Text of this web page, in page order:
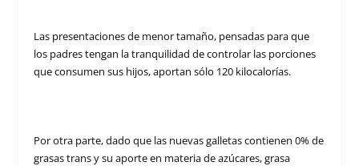
Las presentaciones de menor tamaño, pensadas para que
los padres tengan la tranquilidad de controlar las porciones
que consumen sus hijos, aportan sólo 120 kilocalorías.
Por otra parte, dado que las nuevas galletas contienen 0% de
grasas trans y su aporte en materia de azúcares, grasa